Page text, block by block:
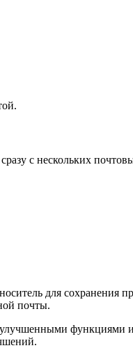
с нескольких
для сохранения
почты.
функциями